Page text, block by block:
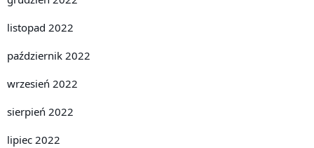
listopad 2022
październik 2022
wrzesień 2022
sierpień 2022
lipiec 2022